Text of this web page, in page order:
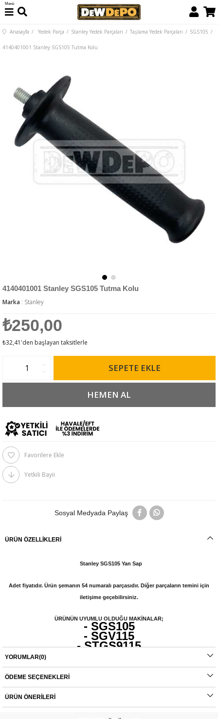
Menü
Anasayfa Yedek Parça Stanley Yedek Parçaları Taşlama Yedek Parçaları SGS105
4140401001 Stanley SGS105 Tutma Kolu
4140401001 Stanley SGS105 Tutma Kolu
Marka : Stanley
₺250,00
₺32,41 'den başlayan taksitlerle
Favorilere Ekle
Yetkili Bayii
Sosyal Medyada Paylaş
ÜRÜN ÖZELLIKLERI
Stanley SGS105 Yan Sap
Adet fiyatıdır. Ürün şemanın 54 numaralı parçasıdır. Diğer parçaların temini için
iletişime geçebilirsiniz.
ÜRÜNÜN UYUMLU OLDUĞU MAKİNALAR;
- SGS105
- SGV115
- STGS9115
Orijinal yedek parçalarda garanti durumu; yetkili servislerin haricinde yapılan
montajlarda ürünlerin iade veya değişim süreçleri bulunmamaktadır. Yedek
parçalar tamamı orijinal olup, fabrikadan çıkmadan kontrol edilmektedir. Yetkili
YORUMLAR(0)
ÖDEME SEÇENEKLERI
ÜRÜN ÖNERILERI